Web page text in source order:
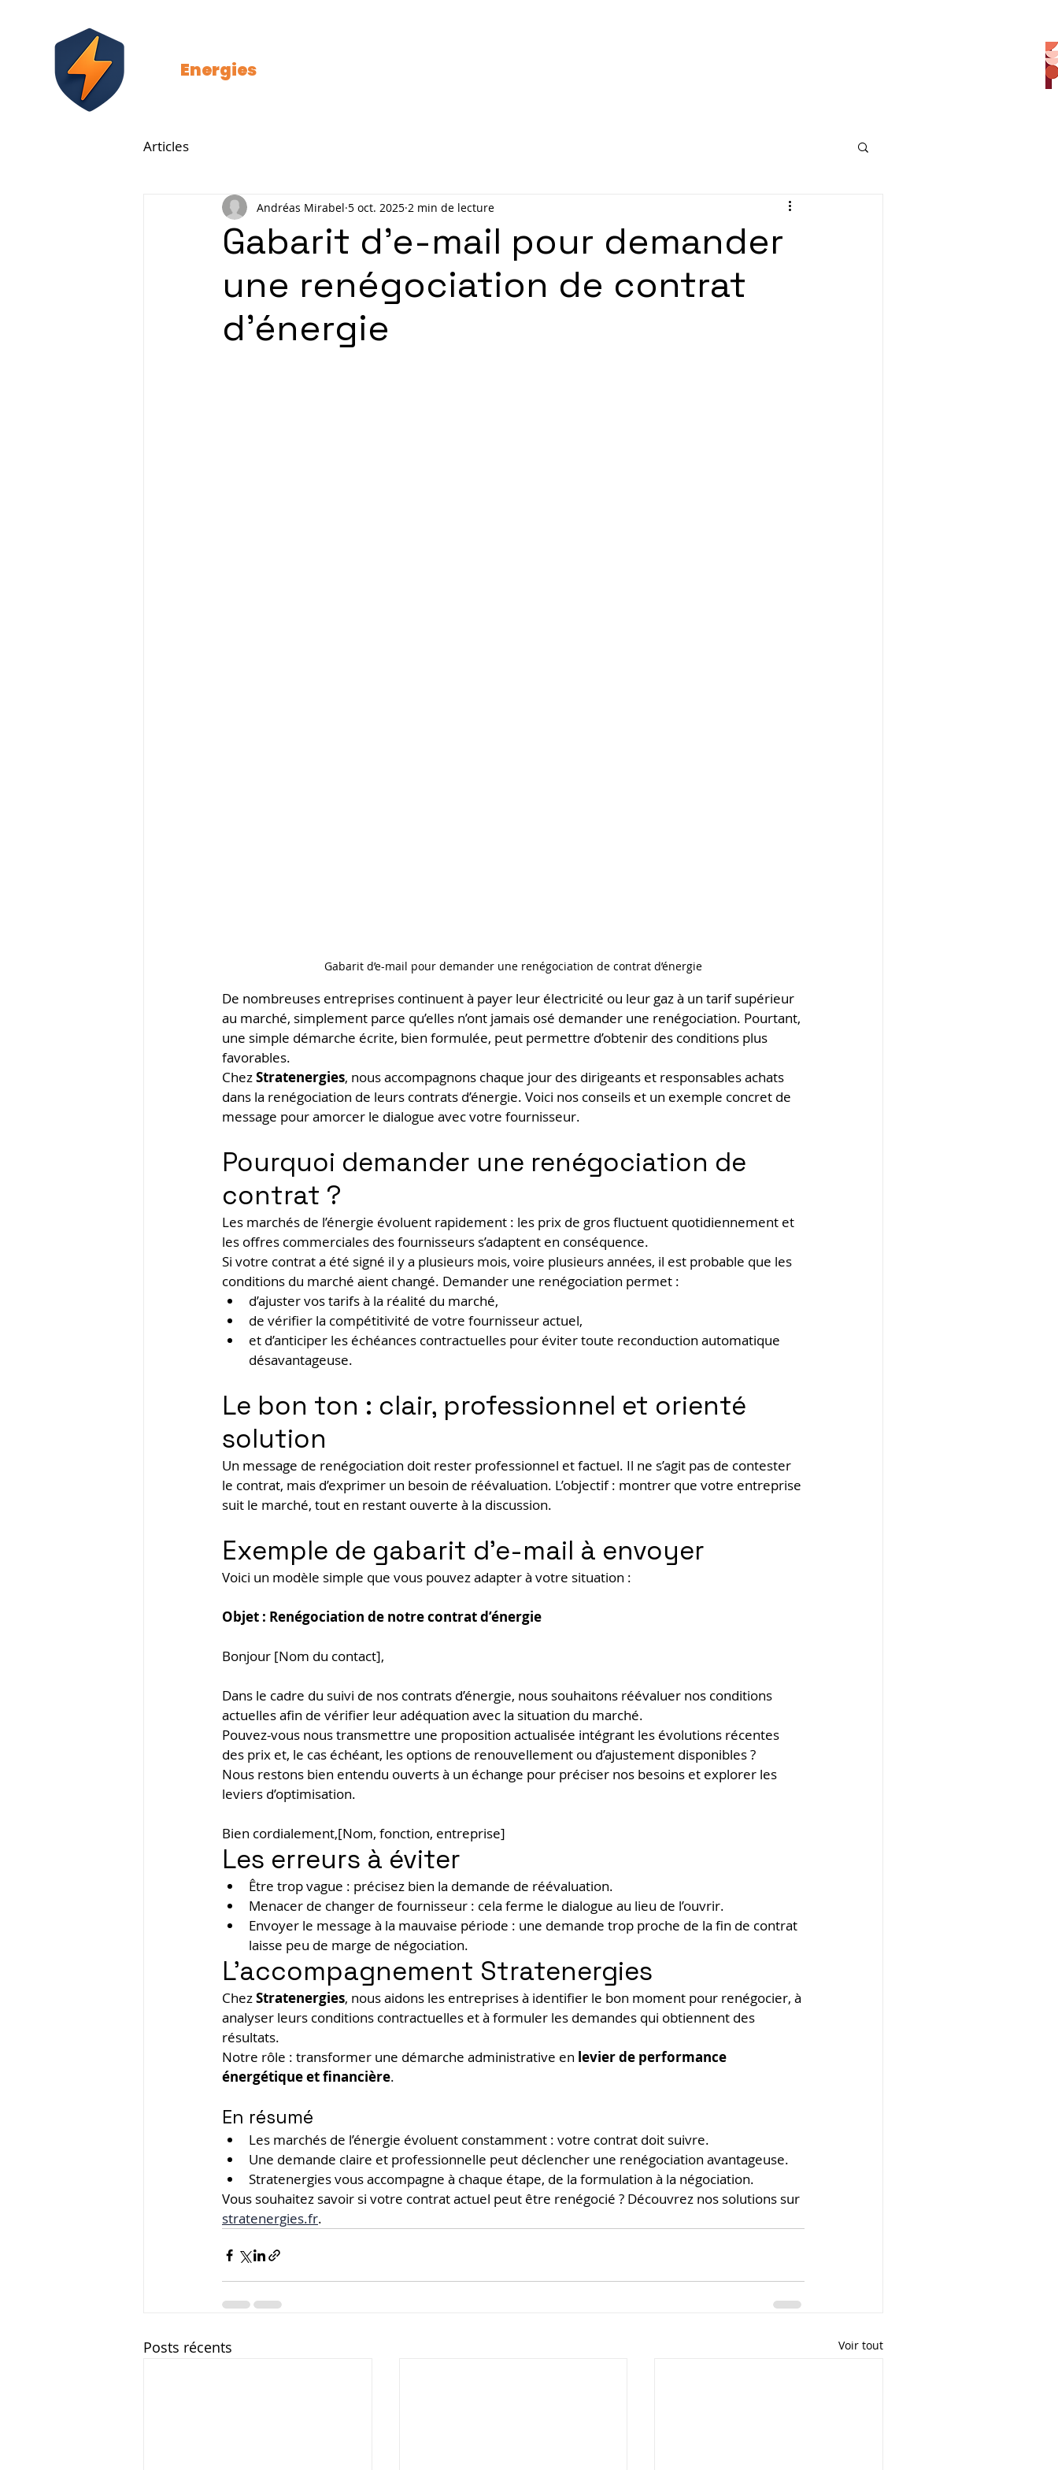
Energies
Articles
Gabarit d’e-mail pour demander
une renégociation de contrat
d’énergie
Andréas Mirabel 5 oct. 2025 2 min de lecture
Gabarit d’e-mail pour demander une renégociation de contrat d’énergie
De nombreuses entreprises continuent à payer leur électricité ou leur gaz à un tarif supérieur
au marché, simplement parce qu’elles n’ont jamais osé demander une renégociation. Pourtant,
une simple démarche écrite, bien formulée, peut permettre d’obtenir des conditions plus
favorables.
Chez Stratenergies, nous accompagnons chaque jour des dirigeants et responsables achats
dans la renégociation de leurs contrats d’énergie. Voici nos conseils et un exemple concret de
message pour amorcer le dialogue avec votre fournisseur.
Pourquoi demander une renégociation de
contrat ?
Les marchés de l’énergie évoluent rapidement : les prix de gros fluctuent quotidiennement et
les offres commerciales des fournisseurs s’adaptent en conséquence.
Si votre contrat a été signé il y a plusieurs mois, voire plusieurs années, il est probable que les
conditions du marché aient changé. Demander une renégociation permet :
d’ajuster vos tarifs à la réalité du marché,
de vérifier la compétitivité de votre fournisseur actuel,
et d’anticiper les échéances contractuelles pour éviter toute reconduction automatique
désavantageuse.
Le bon ton : clair, professionnel et orienté
solution
Un message de renégociation doit rester professionnel et factuel. Il ne s’agit pas de contester
le contrat, mais d’exprimer un besoin de réévaluation. L’objectif : montrer que votre entreprise
suit le marché, tout en restant ouverte à la discussion.
Exemple de gabarit d’e-mail à envoyer
Voici un modèle simple que vous pouvez adapter à votre situation :
Objet : Renégociation de notre contrat d’énergie
Bonjour [Nom du contact],
Dans le cadre du suivi de nos contrats d’énergie, nous souhaitons réévaluer nos conditions
actuelles afin de vérifier leur adéquation avec la situation du marché.
Pouvez-vous nous transmettre une proposition actualisée intégrant les évolutions récentes
des prix et, le cas échéant, les options de renouvellement ou d’ajustement disponibles ?
Nous restons bien entendu ouverts à un échange pour préciser nos besoins et explorer les
leviers d’optimisation.
Bien cordialement,[Nom, fonction, entreprise]
Les erreurs à éviter
Être trop vague : précisez bien la demande de réévaluation.
Menacer de changer de fournisseur : cela ferme le dialogue au lieu de l’ouvrir.
Envoyer le message à la mauvaise période : une demande trop proche de la fin de contrat
laisse peu de marge de négociation.
L’accompagnement Stratenergies
Chez Stratenergies, nous aidons les entreprises à identifier le bon moment pour renégocier, à
analyser leurs conditions contractuelles et à formuler les demandes qui obtiennent des
résultats.
Notre rôle : transformer une démarche administrative en levier de performance
énergétique et financière.
En résumé
Les marchés de l’énergie évoluent constamment : votre contrat doit suivre.
Une demande claire et professionnelle peut déclencher une renégociation avantageuse.
Stratenergies vous accompagne à chaque étape, de la formulation à la négociation.
Vous souhaitez savoir si votre contrat actuel peut être renégocié ? Découvrez nos solutions sur
stratenergies.fr.
Posts récents Voir tout